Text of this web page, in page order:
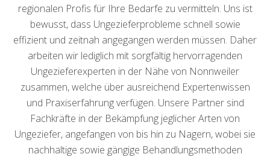
regionalen Profis für Ihre Bedarfe zu vermitteln. Uns ist
bewusst, dass Ungezieferprobleme schnell sowie
effizient und zeitnah angegangen werden müssen. Daher
arbeiten wir lediglich mit sorgfältig hervorragenden
Ungezieferexperten in der Nähe von Nonnweiler
zusammen, welche über ausreichend Expertenwissen
und Praxiserfahrung verfügen. Unsere Partner sind
Fachkräfte in der Bekämpfung jeglicher Arten von
Ungeziefer, angefangen von bis hin zu Nagern, wobei sie
nachhaltige sowie gängige Behandlungsmethoden